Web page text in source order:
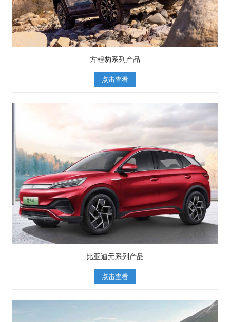
方程豹系列产品
点击查看
比亚迪元系列产品
点击查看